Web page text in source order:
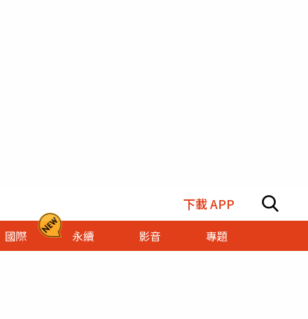
下載 APP
國際 永續 影音 專題